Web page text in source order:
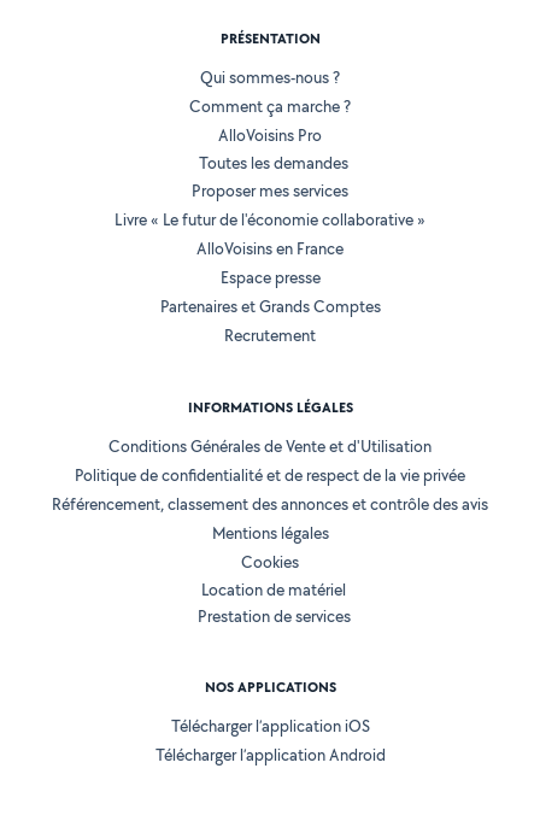
PRÉSENTATION
Qui sommes-nous ?
Comment ça marche ?
AlloVoisins Pro
Toutes les demandes
Proposer mes services
Livre « Le futur de l'économie collaborative »
AlloVoisins en France
Espace presse
Partenaires et Grands Comptes
Recrutement
INFORMATIONS LÉGALES
Conditions Générales de Vente et d'Utilisation
Politique de confidentialité et de respect de la vie privée
Référencement, classement des annonces et contrôle des avis
Mentions légales
Cookies
Location de matériel
Prestation de services
NOS APPLICATIONS
Télécharger l’application iOS
Télécharger l’application Android